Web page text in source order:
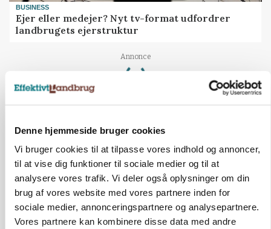
Denne hjemmeside bruger cookies
Vi bruger cookies til at tilpasse vores indhold og annoncer,
til at vise dig funktioner til sociale medier og til at
analysere vores trafik. Vi deler også oplysninger om din
brug af vores website med vores partnere inden for
sociale medier, annonceringspartnere og analysepartnere.
Vores partnere kan kombinere disse data med andre
BUSINESS
Ejer eller medejer? Nyt tv-format udfordrer
landbrugets ejerstruktur
Annonce
Loading...